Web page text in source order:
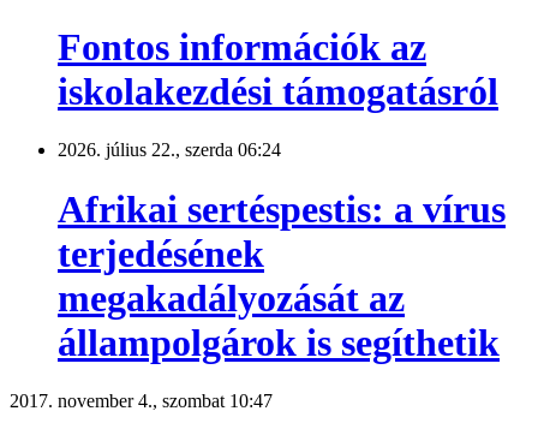
Fontos információk az
iskolakezdési támogatásról
2026. július 22., szerda 06:24
Afrikai sertéspestis: a vírus
terjedésének
megakadályozását az
állampolgárok is segíthetik
2017. november 4., szombat 10:47